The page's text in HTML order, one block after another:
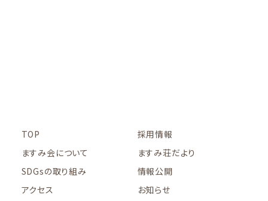
TOP
ますみ会について
SDGsの取り組み
アクセス
採用情報
ますみ荘だより
情報公開
お知らせ